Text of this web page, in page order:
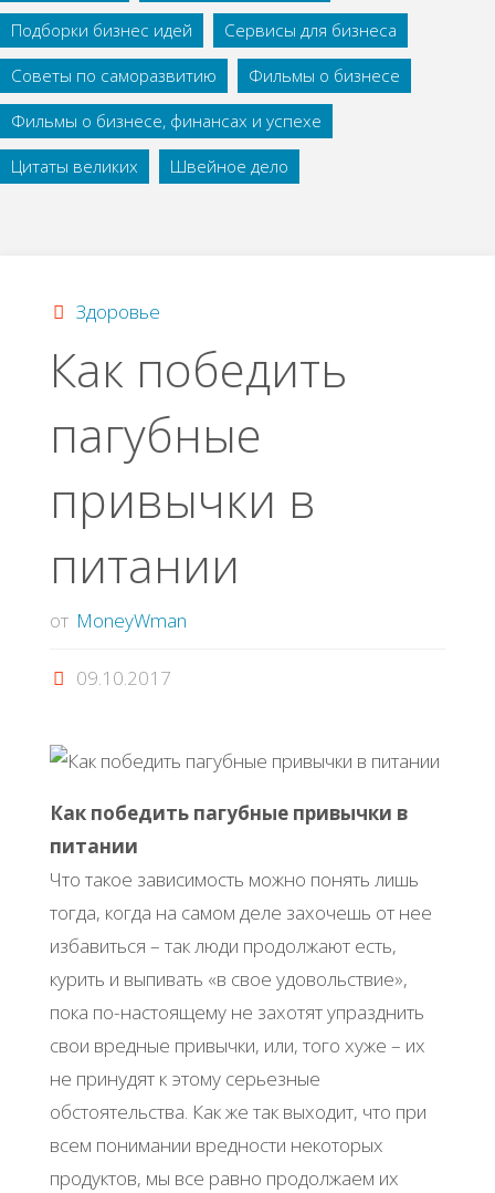
Подборки бизнес идей
Сервисы для бизнеса
Советы по саморазвитию
Фильмы о бизнесе
Фильмы о бизнесе, финансах и успехе
Цитаты великих
Швейное дело
Здоровье
Как победить
пагубные
привычки в
питании
от MoneyWman
09.10.2017
Как победить пагубные привычки в
питании
Что такое зависимость можно понять лишь
тогда, когда на самом деле захочешь от нее
избавиться – так люди продолжают есть,
курить и выпивать «в свое удовольствие»,
пока по-настоящему не захотят упразднить
свои вредные привычки, или, того хуже – их
не принудят к этому серьезные
обстоятельства. Как же так выходит, что при
всем понимании вредности некоторых
продуктов, мы все равно продолжаем их